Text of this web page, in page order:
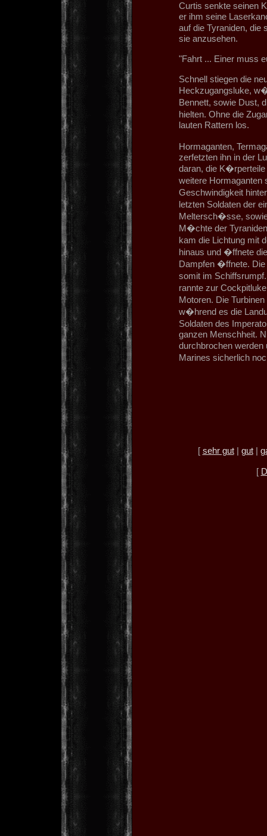
Curtis senkte seinen
er ihm seine
auf die Tyraniden, die
sie anzusehen.
"Fahrt ... Einer muss
Schnell stiegen die
Heckzugangsluke,
Bennett, sowie Dust,
hielten. Ohne die
lauten Rattern los.
Hormaganten,
zerfetzten ihn in der
daran, die K�rperteile
weitere
Geschwindigkeit
letzten Soldaten der
Meltersch�sse,
M�chte der
kam die Lichtung mit
hinaus und �ffnete
Dampfen �ffnete.
somit im
rannte zur
Motoren. Die
w�hrend es die
Soldaten des
ganzen Menschheit.
durchbrochen
Marines sicherlich
[ sehr gut| gut|
[